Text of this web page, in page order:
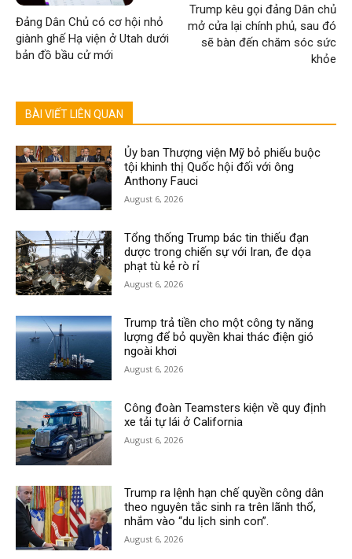
Đảng Dân Chủ có cơ hội nhỏ
giành ghế Hạ viện ở Utah dưới
bản đồ bầu cử mới
Trump kêu gọi đảng Dân chủ
mở cửa lại chính phủ, sau đó
sẽ bàn đến chăm sóc sức
khỏe
BÀI VIẾT LIÊN QUAN
Ủy ban Thượng viện Mỹ bỏ phiếu buộc
tội khinh thị Quốc hội đối với ông
Anthony Fauci
August 6, 2026
Tổng thống Trump bác tin thiếu đạn
dược trong chiến sự với Iran, đe dọa
phạt tù kẻ rò rỉ
August 6, 2026
Trump trả tiền cho một công ty năng
lượng để bỏ quyền khai thác điện gió
ngoài khơi
August 6, 2026
Công đoàn Teamsters kiện về quy định
xe tải tự lái ở California
August 6, 2026
Trump ra lệnh hạn chế quyền công dân
theo nguyên tắc sinh ra trên lãnh thổ,
nhắm vào “du lịch sinh con”.
August 6, 2026